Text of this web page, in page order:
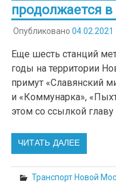
продолжается
Опубликовано 04.02.2021
Еще шесть станций
годы на территории
примут «Славянский
и «Коммунарка»,
этом со ссылкой
ЧИТАТЬ ДАЛЕЕ
Транспорт Новой